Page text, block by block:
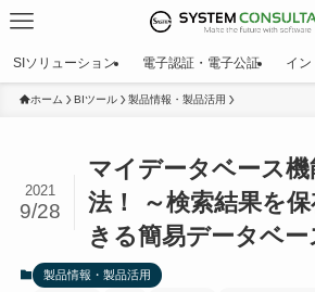
SIソリューション 電子認証・電子公証 イン
ホーム BIツール 製品情報・製品活用
マイデータベース
法！ ～検索結果を
きる簡易データベー
2021
9/28
製品情報・製品活用